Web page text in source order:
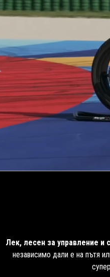
Лек, лесен за управление
независимо дали е на пътя